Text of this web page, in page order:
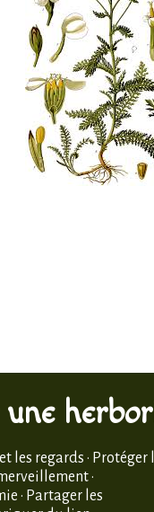
les regards · Protéger
·
· Partager les